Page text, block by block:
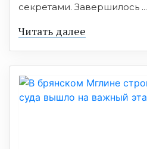
секретами. Завершилось ...
Читать далее